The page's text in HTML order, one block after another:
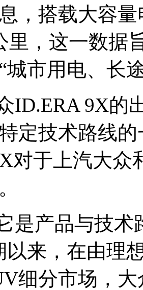
，搭载大容
里，这一数据
城市用电、长
ID.ERA 9X
定技术路线
对于上汽大众
是产品与技术
以来，在由理
细分市场，